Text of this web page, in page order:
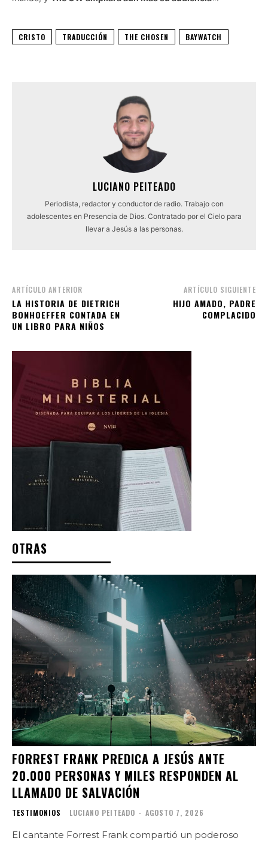
CRISTO TRADUCCIÓN THE CHOSEN BAYWATCH
LUCIANO PEITEADO
Periodista, redactor y conductor de radio. Trabajo con
adolescentes en Presencia de Dios. Contratado por el Cielo para
llevar a Jesús a las personas.
ARTÍCULO ANTERIOR
LA HISTORIA DE DIETRICH
BONHOEFFER CONTADA EN
UN LIBRO PARA NIÑOS
ARTÍCULO SIGUIENTE
HIJO AMADO, PADRE
COMPLACIDO
OTRAS
FORREST FRANK PREDICA A JESÚS ANTE
20.000 PERSONAS Y MILES RESPONDEN AL
LLAMADO DE SALVACIÓN
TESTIMONIOS LUCIANO PEITEADO - AGOSTO 7, 2026
El cantante Forrest Frank compartió un poderoso